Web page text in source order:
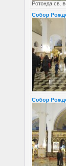
Ротонда св.
Собор
Собор